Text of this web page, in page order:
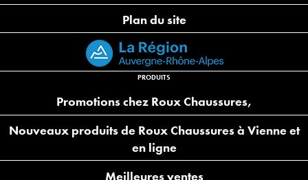
Plan du site
PRODUITS
Promotions chez Roux Chaussures,
Nouveaux produits de Roux Chaussures à Vienne et
en ligne
Meilleures ventes